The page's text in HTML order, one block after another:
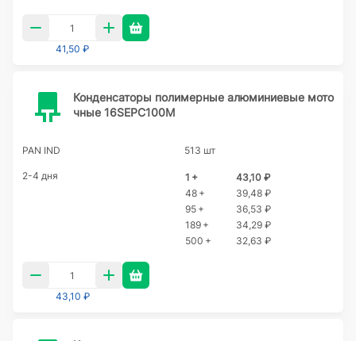
41,50 ₽
Конденсаторы полимерные алюминиевые мото
чные 16SEPC100M
PAN IND 513 шт
2-4 дня 1 +
43,10 ₽
48 +
39,48 ₽
95 +
36,53 ₽
189 +
34,29 ₽
500 +
32,63 ₽
43,10 ₽